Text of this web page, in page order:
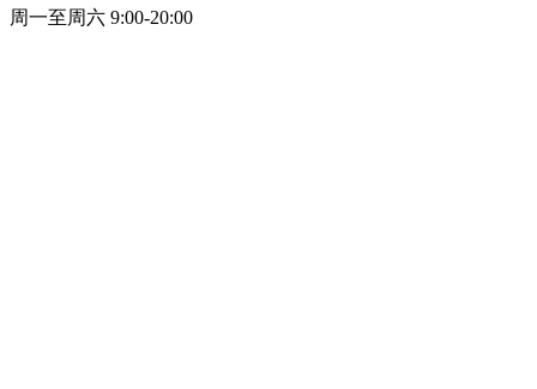
周一至周六 9:00-20:00